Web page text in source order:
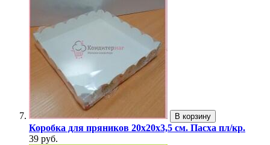
В корзину
Коробка для пряников 20х20х3,5 см. Пасха пл/кр.
39 руб.